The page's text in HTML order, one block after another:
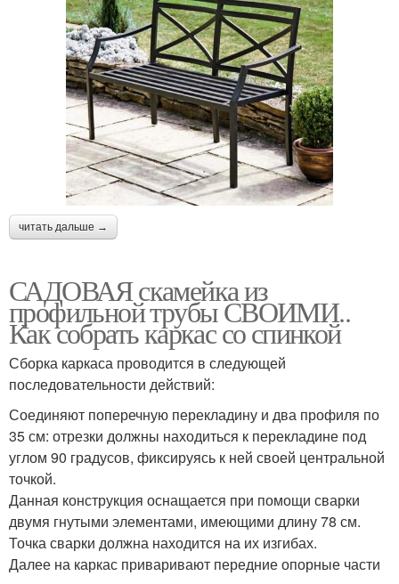
читать дальше →
САДОВАЯ скамейка из
профильной трубы СВОИМИ..
Как собрать каркас со спинкой
Сборка каркаса проводится в следующей
последовательности действий:
Соединяют поперечную перекладину и два профиля по
35 см: отрезки должны находиться к перекладине под
углом 90 градусов, фиксируясь к ней своей центральной
точкой.
Данная конструкция оснащается при помощи сварки
двумя гнутыми элементами, имеющими длину 78 см.
Точка сварки должна находится на их изгибах.
Далее на каркас приваривают передние опорные части